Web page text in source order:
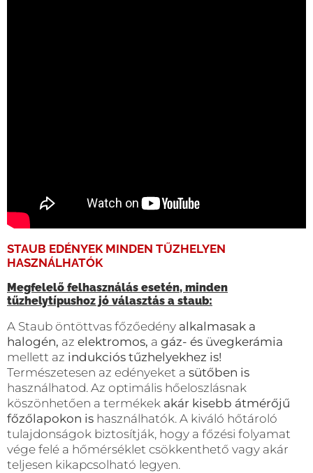
STAUB EDÉNYEK MINDEN TŰZHELYEN
HASZNÁLHATÓK
Megfelelő felhasználás esetén, minden
tűzhelytípushoz jó választás a staub:
A Staub öntöttvas főzőedény alkalmasak a
halogén, az elektromos, a gáz- és üvegkerámia
mellett az indukciós tűzhelyekhez is!
Természetesen az edényeket a sütőben is
használhatod. Az optimális hőeloszlásnak
köszönhetően a termékek akár kisebb átmérőjű
főzőlapokon is használhatók. A kiváló hőtároló
tulajdonságok biztosítják, hogy a főzési folyamat
vége felé a hőmérséklet csökkenthető vagy akár
teljesen kikapcsolható legyen.